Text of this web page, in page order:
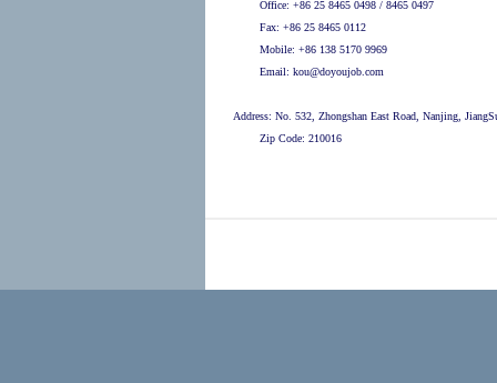
Office: +86 25 8465 0498 / 8465 0497
Fax: +86 25 8465 0112
Mobile: +86 138 5170 9969
Email: kou@doyoujob.com
Address: No. 532, Zhongshan East Road, Nanjing,
Zip Code: 210016